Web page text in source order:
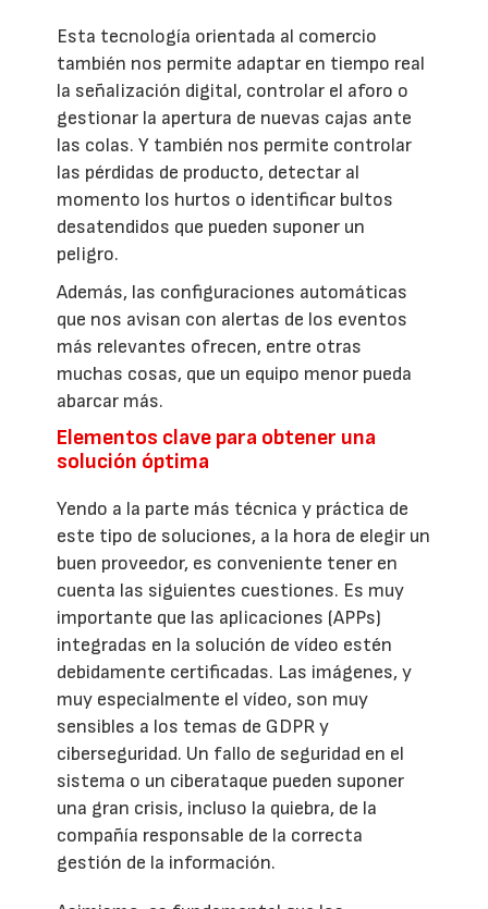
Esta tecnología orientada al comercio
también nos permite adaptar en tiempo real
la señalización digital, controlar el aforo o
gestionar la apertura de nuevas cajas ante
las colas. Y también nos permite controlar
las pérdidas de producto, detectar al
momento los hurtos o identificar bultos
desatendidos que pueden suponer un
peligro.
Además, las configuraciones automáticas
que nos avisan con alertas de los eventos
más relevantes ofrecen, entre otras
muchas cosas, que un equipo menor pueda
abarcar más.
Elementos clave para obtener una
solución óptima
Yendo a la parte más técnica y práctica de
este tipo de soluciones, a la hora de elegir un
buen proveedor, es conveniente tener en
cuenta las siguientes cuestiones. Es muy
importante que las aplicaciones (APPs)
integradas en la solución de vídeo estén
debidamente certificadas. Las imágenes, y
muy especialmente el vídeo, son muy
sensibles a los temas de GDPR y
ciberseguridad. Un fallo de seguridad en el
sistema o un ciberataque pueden suponer
una gran crisis, incluso la quiebra, de la
compañía responsable de la correcta
gestión de la información.